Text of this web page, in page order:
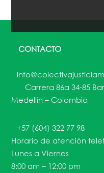
CONTACTO
Carrera 86a 34-85
Medellín – Colombia
+57 (604) 322 77 98
Horario de atención
Lunes a Viernes
8:00 am – 12:00 pm